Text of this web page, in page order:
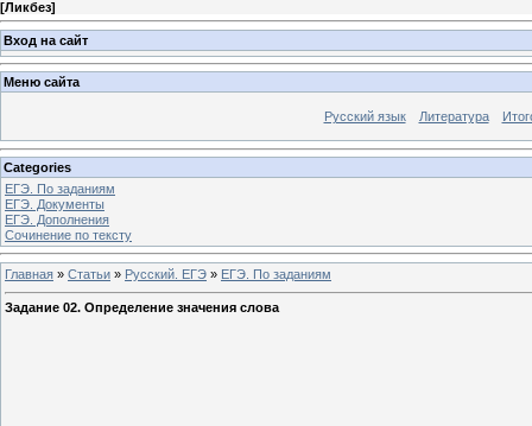
[Ликбез]
Вход на сайт
Меню сайта
Русский язык Литература
Categories
ЕГЭ. По заданиям
ЕГЭ. Документы
ЕГЭ. Дополнения
Сочинение по тексту
Главная » Статьи » Русский. ЕГЭ » ЕГЭ. По заданиям
Задание 02. Определение значения слова